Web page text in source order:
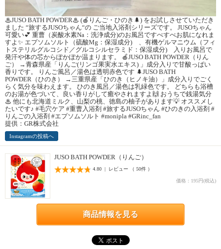
♨JUSO BATH POWDER♨ (🍎りんご・ひのき🌲) をお試しさせていただき
ました “旅するJUSOちゃん“の ご当地入浴剤シリーズです。 JUSOちゃん
可愛い💕 重曹（炭酸水素Na：洗浄成分)のお風呂ですべすべお肌になれま
すよ✨ エプソムソルト（硫酸Mg：保湿成分) 、有機ゲルマニウム（フィ
トステリルグルコシド／グルコシルセラミド：保湿成分) 入りお風呂で
発汗や体の芯からぽかぽか温まります。 🍎JUSO BATH POWDER（りん
ご） →青森県産「りんご(リンゴ果実水エキス) 」成分入りで甘酸っぱい
香りです。 りんご風呂／湯色は透明赤色です 🌲JUSO BATH
POWDER（ひのき） →三重県産「ひのき（ヒノキ油）」成分入りでごく
らく気分を味わえます。 ひのき風呂／湯色は乳緑色です。 どちらも浴槽
のお湯が色づいて、良い香りがして癒やされますよ🙌 おうちで銭湯気分
♨ 他にも北海道ミルク、山梨の桃、徳島の柚子があります💡 オススメし
たいです♪ #毛穴ケア #重曹入浴剤 #旅するJUSOちゃん #ひのきの入浴剤 #
りんごの入浴剤 #エプソムソルト #monipla #GRinc_fan
提供：GR株式会社
Instagramの投稿へ
JUSO BATH POWDER（りんご）
4.80 | レビュー （ 50件 ）
価格：195円(税込)
商品情報を見る